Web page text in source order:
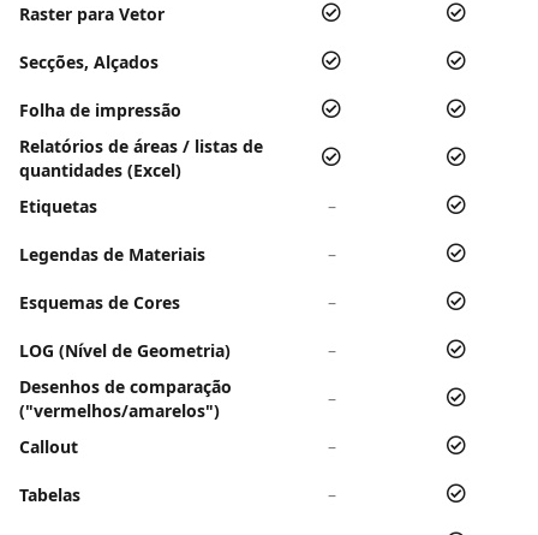
Raster para Vetor
Secções, Alçados
Folha de impressão
Relatórios de áreas / listas de
quantidades (Excel)
Etiquetas
–
Legendas de Materiais –
Esquemas de Cores –
LOG (Nível de Geometria)
–
Desenhos de comparação
("vermelhos/amarelos")
–
Callout –
Tabelas –